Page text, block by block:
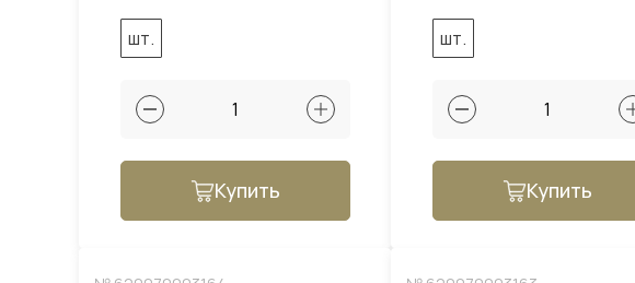
шт.
Купить
шт.
Купить